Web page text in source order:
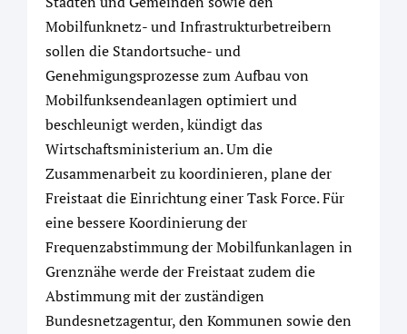
Mobilfunknetz- und Infrastrukturbetreibern
sollen die Standortsuche- und
Genehmigungsprozesse zum Aufbau von
Mobilfunksendeanlagen optimiert und
beschleunigt werden, kündigt das
Wirtschaftsministerium an. Um die
Zusammenarbeit zu koordinieren, plane der
Freistaat die Einrichtung einer Task Force. Für
eine bessere Koordinierung der
Frequenzabstimmung der Mobilfunkanlagen in
Grenznähe werde der Freistaat zudem die
Abstimmung mit der zuständigen
Bundesnetzagentur, den Kommunen sowie den